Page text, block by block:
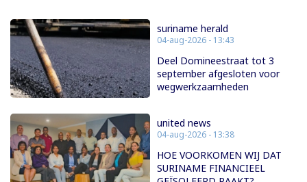
suriname herald
04-aug-2026 - 13:43
Deel Domineestraat tot 3
september afgesloten voor
wegwerkzaamheden
united news
04-aug-2026 - 13:38
HOE VOORKOMEN WIJ DAT
SURINAME FINANCIEEL